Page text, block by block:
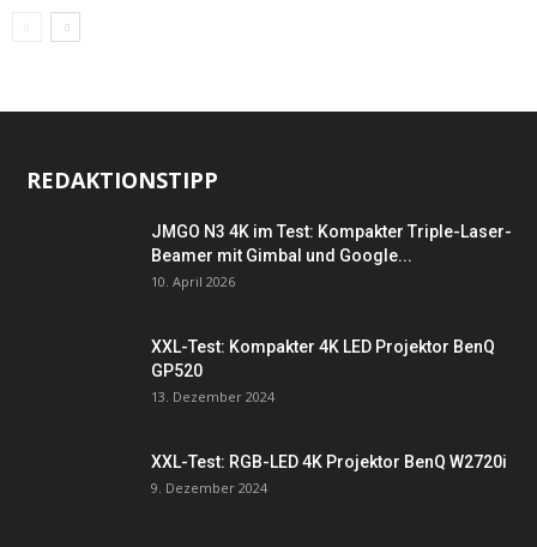
REDAKTIONSTIPP
JMGO N3 4K im Test: Kompakter Triple-Laser-
Beamer mit Gimbal und Google...
10. April 2026
XXL-Test: Kompakter 4K LED Projektor BenQ
GP520
13. Dezember 2024
XXL-Test: RGB-LED 4K Projektor BenQ W2720i
9. Dezember 2024